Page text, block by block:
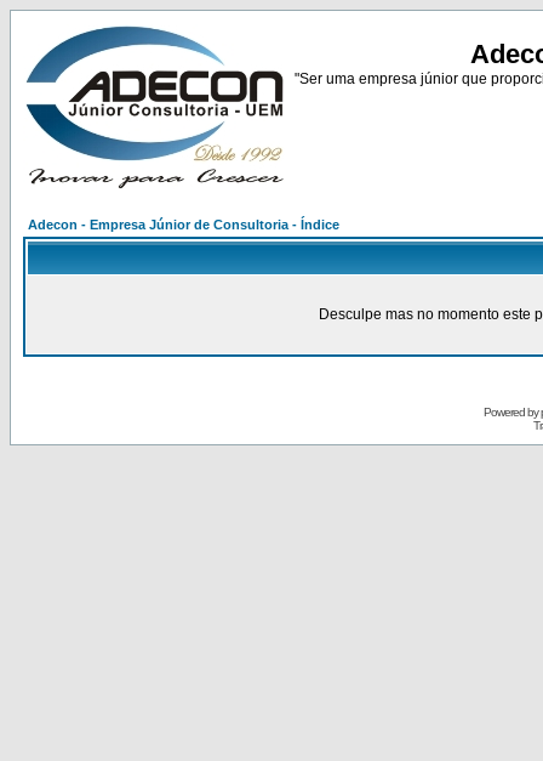
"Ser uma empresa júnior que
Adecon - Empresa Júnior de Consultoria - Índice
Desculpe mas no momento este
Powered by